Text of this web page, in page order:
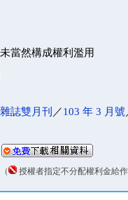
當然構成權利濫用
誌雙月刊 ／103 年 3 月號
（ 授權者指定不分配權利金給